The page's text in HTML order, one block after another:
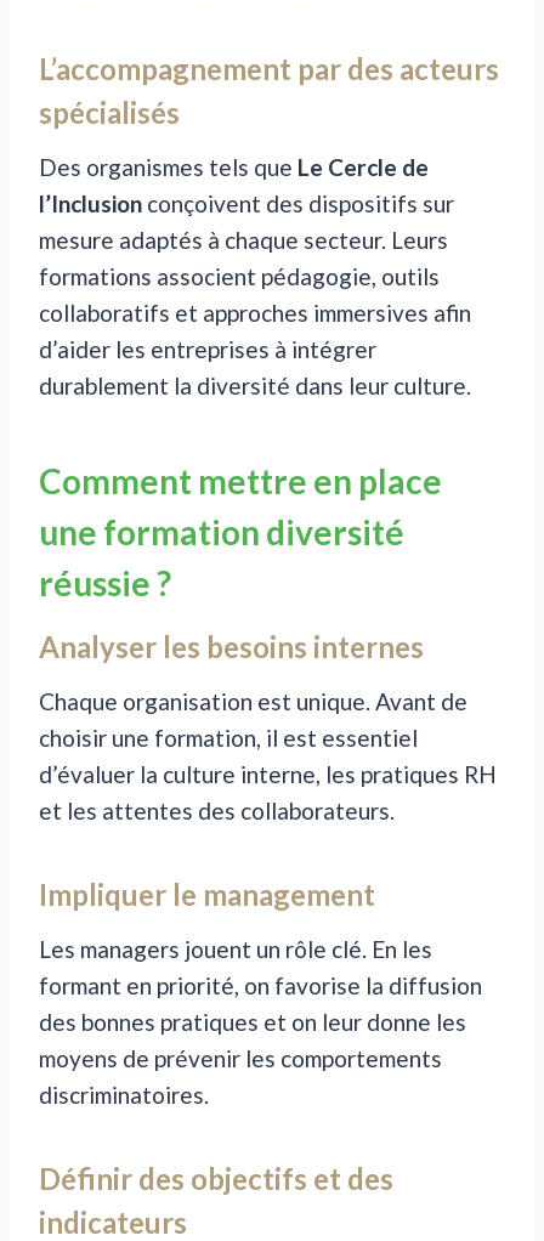
L’accompagnement par des acteurs
spécialisés
Des organismes tels que Le Cercle de
l’Inclusion conçoivent des dispositifs sur
mesure adaptés à chaque secteur. Leurs
formations associent pédagogie, outils
collaboratifs et approches immersives afin
d’aider les entreprises à intégrer
durablement la diversité dans leur culture.
Comment mettre en place
une formation diversité
réussie ?
Analyser les besoins internes
Chaque organisation est unique. Avant de
choisir une formation, il est essentiel
d’évaluer la culture interne, les pratiques RH
et les attentes des collaborateurs.
Impliquer le management
Les managers jouent un rôle clé. En les
formant en priorité, on favorise la diffusion
des bonnes pratiques et on leur donne les
moyens de prévenir les comportements
discriminatoires.
Définir des objectifs et des
indicateurs